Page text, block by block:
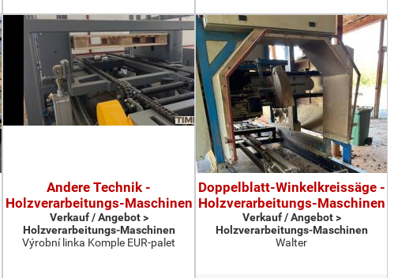
Andere Technik -
Holzverarbeitungs-Maschinen
Verkauf / Angebot >
Holzverarbeitungs-Maschinen
Výrobní linka Komple EUR-palet
Doppelblatt-Winkelkreissäge -
Holzverarbeitungs-Maschinen
Verkauf / Angebot >
Holzverarbeitungs-Maschinen
Walter